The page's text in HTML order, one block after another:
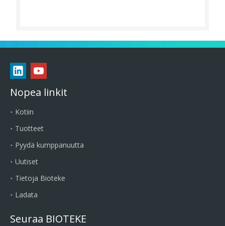
Nopea linkit
Kotiin
Tuotteet
Pyydä kumppanuutta
Uutiset
Tietoja Bioteke
Ladata
Seuraa BIOTEKE